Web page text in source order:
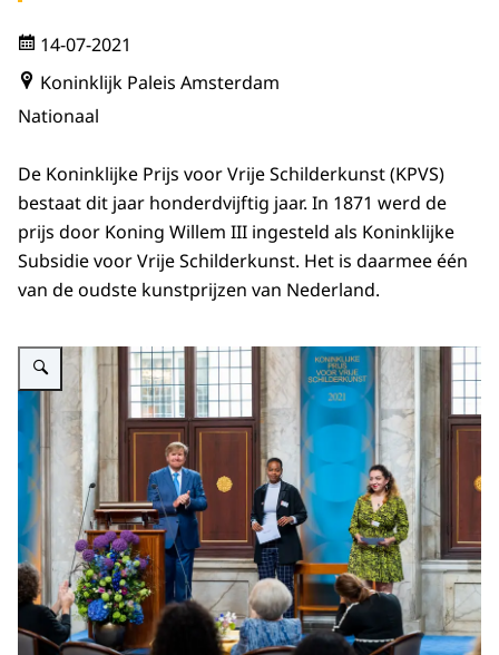
14-07-2021
Koninklijk Paleis Amsterdam
Nationaal
De Koninklijke Prijs voor Vrije Schilderkunst (KPVS)
bestaat dit jaar honderdvijftig jaar. In 1871 werd de
prijs door Koning Willem III ingesteld als Koninklijke
Subsidie voor Vrije Schilderkunst. Het is daarmee één
van de oudste kunstprijzen van Nederland.
Vergroot afbeelding Uitreiking Koninklijke Prijs voor Vrije Schilderkunst